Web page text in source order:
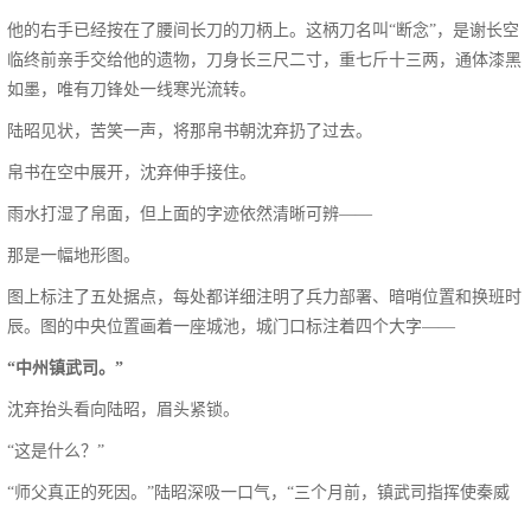
他的右手已经按在了腰间长刀的刀柄上。这柄刀名叫“断念”，是谢长空
临终前亲手交给他的遗物，刀身长三尺二寸，重七斤十三两，通体漆黑
如墨，唯有刀锋处一线寒光流转。
陆昭见状，苦笑一声，将那帛书朝沈弃扔了过去。
帛书在空中展开，沈弃伸手接住。
雨水打湿了帛面，但上面的字迹依然清晰可辨——
那是一幅地形图。
图上标注了五处据点，每处都详细注明了兵力部署、暗哨位置和换班时
辰。图的中央位置画着一座城池，城门口标注着四个大字——
“中州镇武司。”
沈弃抬头看向陆昭，眉头紧锁。
“这是什么？”
“师父真正的死因。”陆昭深吸一口气，“三个月前，镇武司指挥使秦威